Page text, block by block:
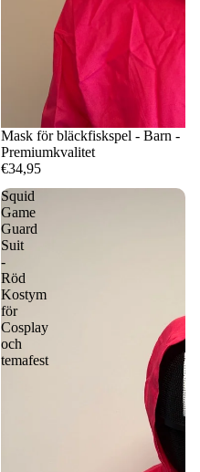
Mask för bläckfiskspel - Barn -
Premiumkvalitet
€34,95
Squid
Game
Guard
Suit
-
Röd
Kostym
för
Cosplay
och
temafest